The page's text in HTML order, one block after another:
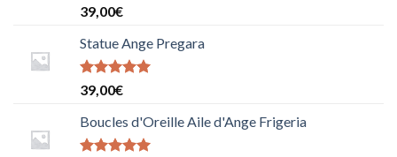
Note5sur
39,00€
Statue Ange Pregara
Note
5.0000000000000000
sur 5
39,00€
Boucles d'Oreille Aile d'Ange Frigeria